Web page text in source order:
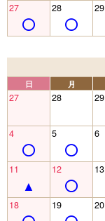
27 28 29
日 月
27 28 29
4 5 6
11 12 13
18 19 20